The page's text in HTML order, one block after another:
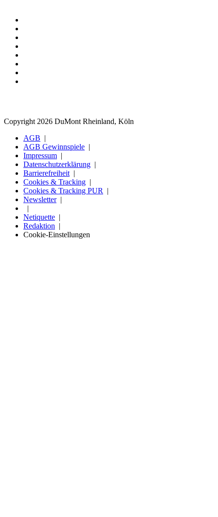
Copyright 2026 DuMont Rheinland, Köln
AGB
AGB Gewinnspiele
Impressum
Datenschutzerklärung
Barrierefreiheit
Cookies & Tracking
Cookies & Tracking PUR
Newsletter
Netiquette
Redaktion
Cookie-Einstellungen